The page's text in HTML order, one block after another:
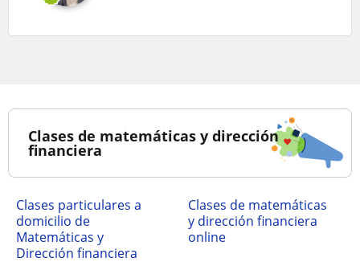
Clases de matemáticas y dirección
financiera
clases particulares a
domicilio de
Matemáticas y
Dirección financiera
Clases de matemáticas
y dirección financiera
online